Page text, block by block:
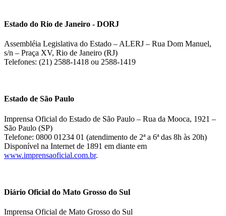
Estado do Rio de Janeiro - DORJ
Assembléia Legislativa do Estado – ALERJ – Rua Dom Manuel,
s/n – Praça XV, Rio de Janeiro (RJ)
Telefones: (21) 2588-1418 ou 2588-1419
Estado de São Paulo
Imprensa Oficial do Estado de São Paulo – Rua da Mooca, 1921 –
São Paulo (SP)
Telefone: 0800 01234 01 (atendimento de 2ª a 6ª das 8h às 20h)
Disponível na Internet de 1891 em diante em
www.imprensaoficial.com.br.
Diário Oficial do Mato Grosso do Sul
Imprensa Oficial de Mato Grosso do Sul